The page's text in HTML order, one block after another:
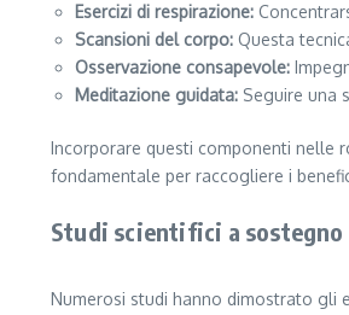
Esercizi di respirazione:
Scansioni del corpo: Questa
Osservazione consapevole:
Meditazione guidata: Seguire una
Incorporare questi componenti nelle
fondamentale per raccogliere i
Studi scientifici a
Numerosi studi hanno dimostrato gli